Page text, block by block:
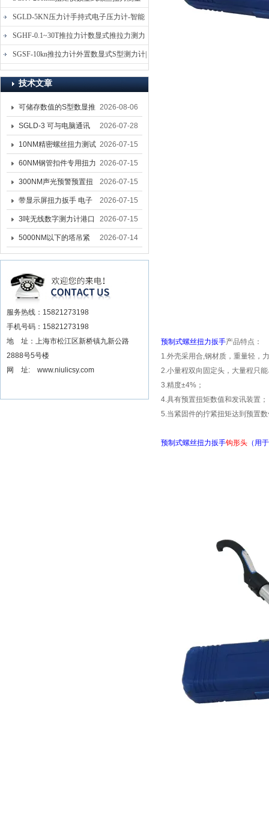
仪-螺栓扭力矩测试仪
SGLD-5KN压力计手持式电子压力计-智能
电子式压力测力计
SGHF-0.1~30T推拉力计数显式推拉力测力
计-数字拉压力双向测力仪
SGSF-10kn推拉力计外置数显式S型测力计|
手持连线式拉压力计
技术文章
可储存数值的S型数显推
拉力计 SGSF-100外置
式测力计
2026-08-06
SGLD-3 可与电脑通讯
的无线测力计 0.03-3T化
工行业用遥控式推拉力
计
2026-07-28
10NM精密螺丝扭力测试
专用扭矩扳手,产线质检
螺丝扭力专用扳手厂家
2026-07-15
60NM钢管扣件专用扭力
扳手 脚手架扭力检测扳
手 工地扣件扭矩扳手品
牌
2026-07-15
300NM声光预警预置扭
力扳手 工业紧固专用数
显扭力工具厂家
2026-07-15
带显示屏扭力扳手 电子
数显扭力扳手 20NM精
准可调力矩扳手品牌
2026-07-15
3吨无线数字测力计港口
吊装专用
2026-07-15
5000NM以下的塔吊紧
固大扭力电动扳手 塔机
安装电动扳手厂家
2026-07-14
服务热线：15821273198
手机号码：15821273198
地 址：上海市松江区新桥镇九新公路
2888号5号楼
网 址: www.niulicsy.com
预制式螺丝扭力扳手产品特点：
1.外壳采用合,钢材质，重量轻，
2.小量程双向固定头，大量程只
3.精度±4% ；
4.具有预置扭矩数值和发讯装置；
5.当紧固件的拧紧扭矩达到预置
预制式螺丝扭力扳手钩形头 （用